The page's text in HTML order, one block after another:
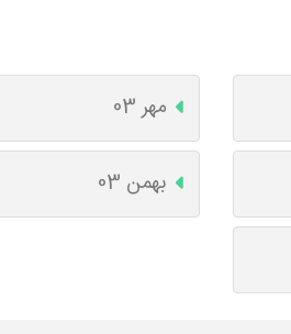
مهر 03
بهمن 03